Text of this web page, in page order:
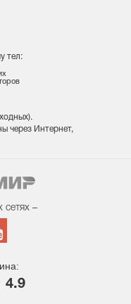
тел:
).
через Интернет,
сетях –
4.9